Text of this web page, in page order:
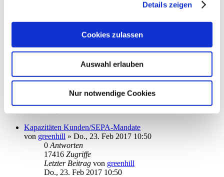
Details zeigen
Cookies zulassen
Auswahl erlauben
Nur notwendige Cookies
4Antworten
Zugriffe
Letzter BeitragvonKimchi
Di., 28. Feb 2017 09:27
Ausgangskorb: neue Zahlungen nicht automatisch freigeben
vonjwe»Do., 23. Feb 2017 10:00
3Antworten
Zugriffe
Kapazitäten Kunden/SEPA-Mandate
von greenhill » Do., 23. Feb 2017 10:50
0 Antworten
17416 Zugriffe
Letzter Beitrag von greenhill
Do., 23. Feb 2017 10:50